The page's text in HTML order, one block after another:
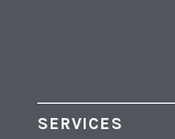
SERVICES